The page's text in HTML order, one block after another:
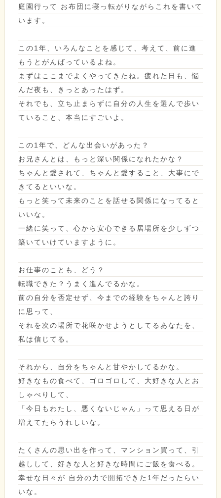
庭園行って お布団に寝っ転がりながらこれを書いて
います。
この1年、いろんなことを感じて、考えて、前に進
もうとがんばっているよね。
まずはここまでよくやってきたね。疲れた日も、悩
んだ夜も、きっとあったはず。
それでも、立ち止まらずに自分の人生を選んで歩い
ていること、本当にすごいよ。
この1年で、どんな出会いがあった？
お兄さんとは、もっと深い関係になれたかな？
ちゃんと愛されて、ちゃんと愛すること、大事にで
きてるといいな。
もっと笑って未来のことを話せる関係になってると
いいな。
一緒に笑って、心から安心できる居場所を少しずつ
築いていけていますように。
お仕事のことも、どう？
転職できた？うまく進んでるかな。
前の自分を否定せず、今までの経験をちゃんと誇り
に思って、
それを次の場所で花咲かせようとしてるあなたを、
私は信じてる。
それから、自分をちゃんと甘やかしてるかな。
好きなもの食べて、ゴロゴロして、大好きな人とお
しゃべりして、
「今日もわたし、悪くないじゃん」って思える日が
増えてたらうれしいな。
たくさんの思い出を作って、マンション買って、引
越しして、好きな人と好きな時間にご飯を食べる。
幸せな日々が 自分の力で開拓できた1年だったらい
いな。